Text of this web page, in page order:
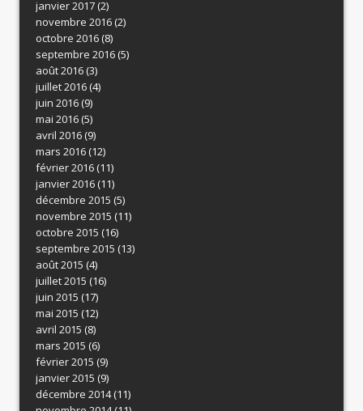
janvier 2017(2)
novembre 2016(2)
octobre 2016(8)
septembre 2016(5)
août 2016(3)
juillet 2016(4)
juin 2016(9)
mai 2016(5)
avril 2016(9)
mars 2016(12)
février 2016(11)
janvier 2016(11)
décembre 2015 (5)
novembre 2015 (11)
octobre 2015 (16)
septembre 2015 (13)
août 2015 (4)
juillet 2015 (16)
juin 2015 (17)
mai 2015 (12)
avril 2015 (8)
mars 2015 (6)
février 2015 (9)
janvier 2015 (9)
décembre 2014(11)